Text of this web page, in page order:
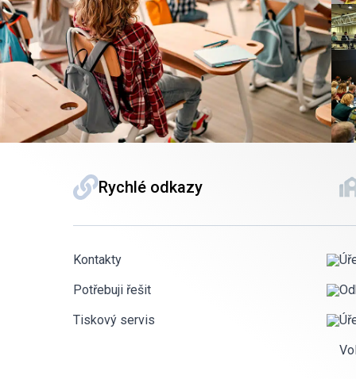
Rychlé odkazy
Kontakty
Potřebuji řešit
Tiskový servis